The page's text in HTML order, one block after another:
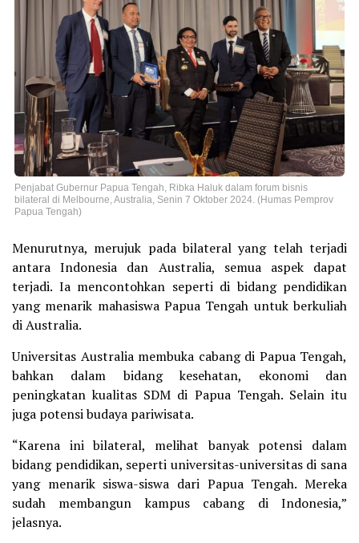
Penjabat Gubernur Papua Tengah, Ribka Haluk dalam forum bisnis
bilateral di Melbourne, Australia, Senin 7 Oktober 2024. (Humas Pemprov
Papua Tengah)
Menurutnya, merujuk pada bilateral yang telah terjadi
antara Indonesia dan Australia, semua aspek dapat
terjadi. Ia mencontohkan seperti di bidang pendidikan
yang menarik mahasiswa Papua Tengah untuk berkuliah
di Australia.
Universitas Australia membuka cabang di Papua Tengah,
bahkan dalam bidang kesehatan, ekonomi dan
peningkatan kualitas SDM di Papua Tengah. Selain itu
juga potensi budaya pariwisata.
“Karena ini bilateral, melihat banyak potensi dalam
bidang pendidikan, seperti universitas-universitas di sana
yang menarik siswa-siswa dari Papua Tengah. Mereka
sudah membangun kampus cabang di Indonesia,”
jelasnya.